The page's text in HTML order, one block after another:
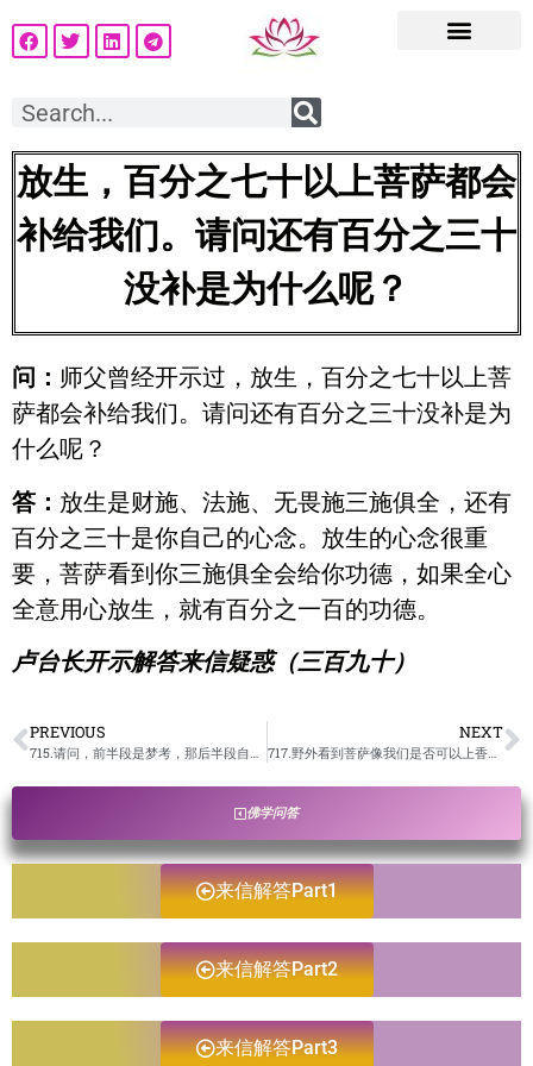
放生，百分之七十以上菩萨都会
补给我们。请问还有百分之三十
没补是为什么呢？
问： 师父曾经开示过，放生，百分之七十以上菩
萨都会补给我们。请问还有百分之三十没补是为
什么呢？
答： 放生是财施、法施、无畏施三施俱全，还有
百分之三十是你自己的心念。放生的心念很重
要，菩萨看到你三施俱全会给你功德，如果全心
全意用心放生，就有百分之一百的功德。
卢台长开示解答来信疑惑（三百九十）
PREVIOUS NEXT
717.野外看到菩萨像我们是否可以上香跪拜？/卢台长开示解答来信疑惑
佛学问答
来信解答Part1
来信解答Part2
来信解答Part3